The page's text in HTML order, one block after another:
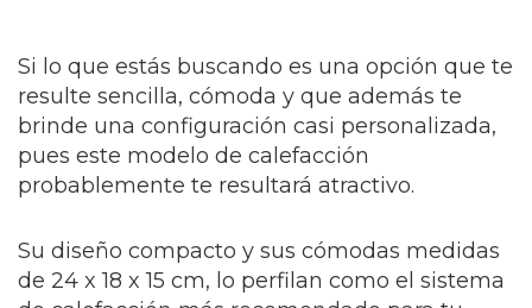
Si lo que estás buscando es una opción que te
resulte sencilla, cómoda y que además te
brinde una configuración casi personalizada,
pues este modelo de calefacción
probablemente te resultará atractivo.
Su diseño compacto y sus cómodas medidas
de 24 x 18 x 15 cm, lo perfilan como el sistema